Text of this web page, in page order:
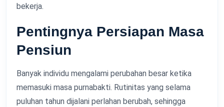
bekerja.
Pentingnya Persiapan Masa
Pensiun
Banyak individu mengalami perubahan besar ketika
memasuki masa purnabakti. Rutinitas yang selama
puluhan tahun dijalani perlahan berubah, sehingga